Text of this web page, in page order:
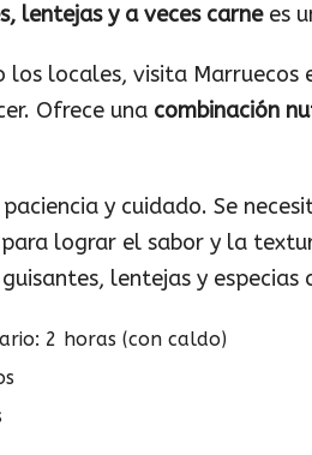
lentejas y a veces carnees
los locales, visita Marruecos
Ofrece una combinación
y cuidado. Se
lograr el sabor y la
lentejas y
2 horas (con caldo)